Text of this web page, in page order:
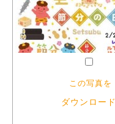
この写真を
ダウンロード